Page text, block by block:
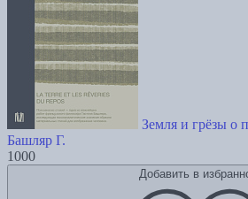
Земля и грёзы о
Башляр Г.
1000
Добавить в